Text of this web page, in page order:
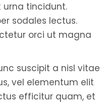
urna tincidunt.
sodales lectus.
orci ut magna
suscipit a nisl vitae
vel elementum elit
efficitur quam, et